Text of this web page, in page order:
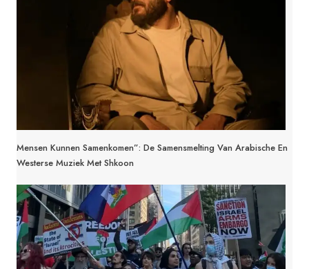
Mensen Kunnen Samenkomen”: De Samensmelting Van Arabische En
Westerse Muziek Met Shkoon